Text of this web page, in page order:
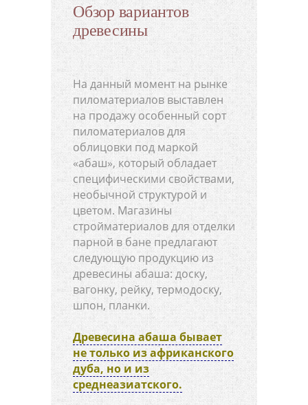
Обзор вариантов
древесины
На данный момент на рынке
пиломатериалов выставлен
на продажу особенный сорт
пиломатериалов для
облицовки под маркой
«абаш», который обладает
специфическими свойствами,
необычной структурой и
цветом. Магазины
стройматериалов для отделки
парной в бане предлагают
следующую продукцию из
древесины абаша: доску,
вагонку, рейку, термодоску,
шпон, планки.
Древесина абаша бывает
не только из африканского
дуба, но и из
среднеазиатского.